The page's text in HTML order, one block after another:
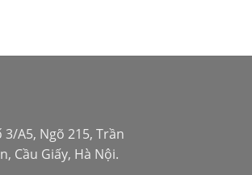
3/A5, Ngõ 215, Trần
Cầu Giấy, Hà Nội.